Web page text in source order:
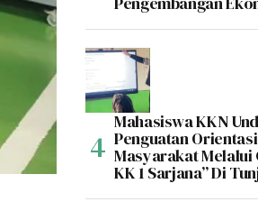
Mahasiswa KKN
Penguatan
Masyarakat Melalui
KK 1 Sarjana” Di